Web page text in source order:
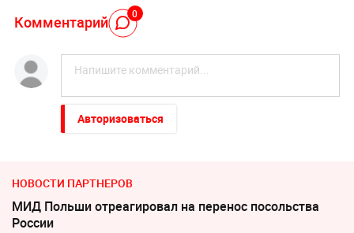
Комментарий 0
Авторизоваться
НОВОСТИ ПАРТНЕРОВ
МИД Польши отреагировал на перенос посольства
России